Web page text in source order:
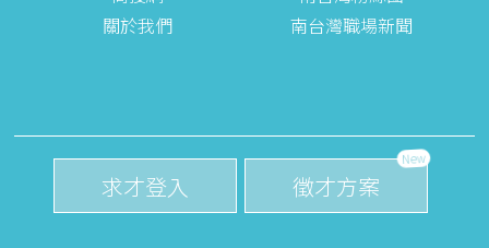
關於我們
南台灣職場新聞
求才登入 徵才方案
New